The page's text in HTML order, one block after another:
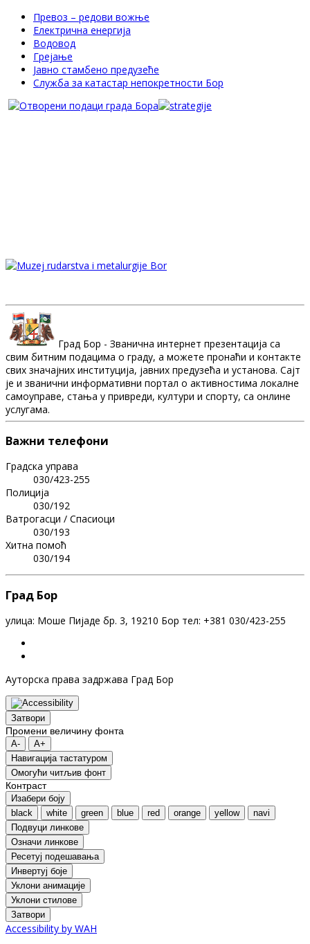
Превоз – редови вожње
Електрична енергија
Водовод
Грејање
Јавно стамбено предузеће
Служба за катастар непокретности Бор
Град Бор - Званична интернет презентација са
свим битним подацима о граду, а можете пронаћи и контакте
свих значајних институција, јавних предузећа и установа. Сајт
је и званични информативни портал о активностима локалне
самоуправе, стања у привреди, култури и спорту, са онлине
услугама.
Важни телефони
Градска управа
030/423-255
Полиција
030/192
Ватрогасци / Спасиоци
030/193
Хитна помоћ
030/194
Град Бор
улица: Моше Пијаде бр. 3, 19210 Бор тел: +381 030/423-255
Ауторска права задржава Град Бор
Затвори
Промени величину фонта
A-
A+
Навигација тастатуром
Oмогући читљив фонт
Контраст
Изабери боју
black
white green blue red orange yellow
navi
Подвуци линкове
Означи линкове
Ресетуј подешавања
Инвертуј боје
Уклони анимације
Уклони стилове
Затвори
Accessibility by WAH